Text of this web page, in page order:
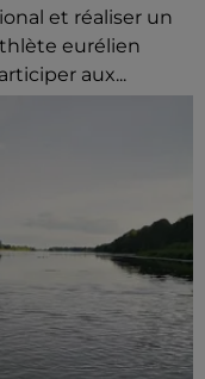
et réaliser un
eurélien
aux...